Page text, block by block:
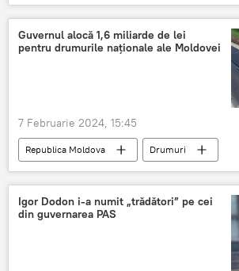
viruși
Guvernul alocă 1,6 miliarde de lei
pentru drumurile naționale ale Moldovei
7 Februarie 2024, 15:45
Republica Moldova
Drumuri
Reparație
construcție
bani
alocare
Igor Dodon i-a numit „trădători” pe cei
din guvernarea PAS